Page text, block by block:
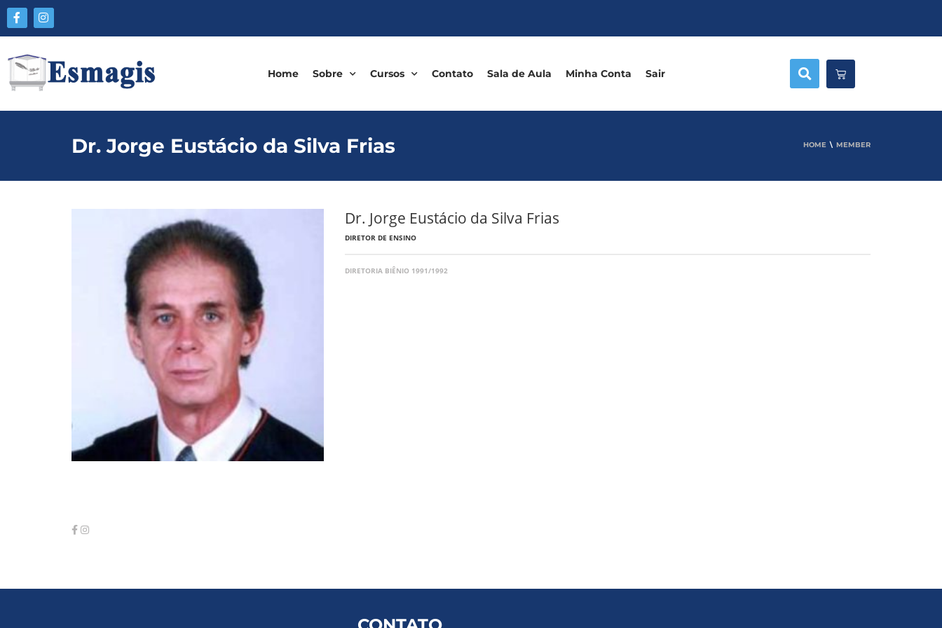
Home Sobre Cursos Contato Sala de Aula Minha Conta Sair
Dr. Jorge Eustácio da Silva Frias HOME MEMBER
Dr. Jorge Eustácio da Silva Frias
DIRETOR DE ENSINO
DIRETORIA BIÊNIO 1991/1992